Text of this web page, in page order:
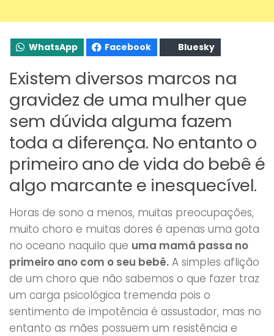
WhatsApp Facebook Bluesky
Existem diversos marcos na
gravidez de uma mulher que
sem dúvida alguma fazem
toda a diferença. No entanto o
primeiro ano de vida do bebê é
algo marcante e inesquecível.
Horas de sono a menos, muitas preocupações,
muito choro e muitas dores é apenas uma gota
no oceano naquilo que uma mamâ passa no
primeiro ano com o seu bebê. A simples aflição
de um choro que não sabemos o que fazer traz
um carga psicológica tremenda pois o
sentimento de impotência é assustador, mas no
entanto as mães possuem um resistência e